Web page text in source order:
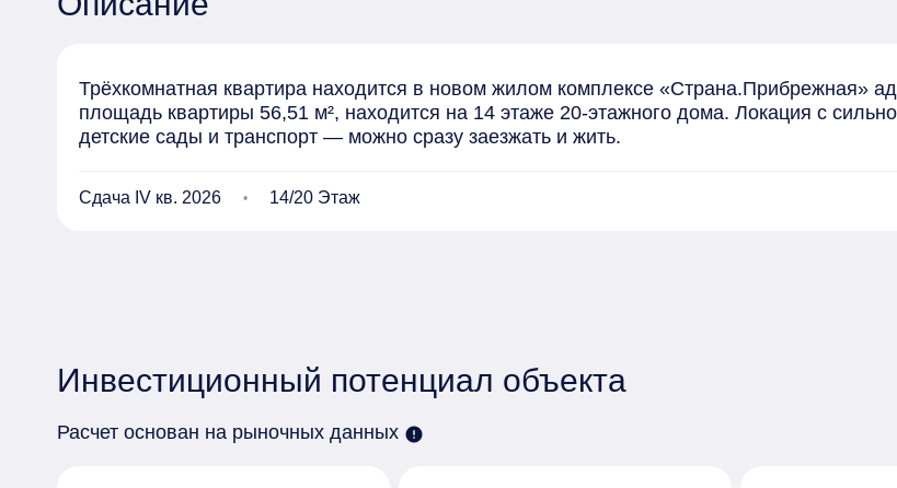
Трёхкомнатная квартира находится в новом жилом комплексе «Страна.Прибрежная»
площадь квартиры 56,51 м², находится на 14 этаже 20-этажного дома. Локация с
детские сады и транспорт — можно сразу заезжать и жить.
Сдача IV кв. 2026 14/20 Этаж
Инвестиционный потенциал объекта
Расчет основан на рыночных данных error